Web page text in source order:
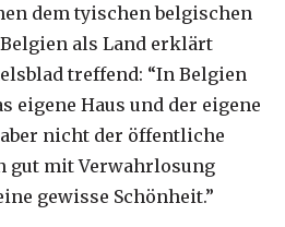
dem tyischen belgischen
als Land erklärt
treffend: “In Belgien
eigene Haus und der eigene
nicht der öffentliche
gut mit Verwahrlosung
gewisse Schönheit.”